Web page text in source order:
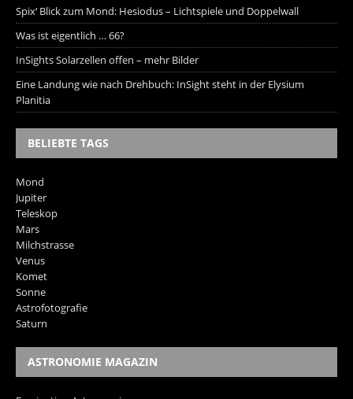
Spix‘ Blick zum Mond: Hesiodus – Lichtspiele und Doppelwall
Was ist eigentlich … 66?
InSights Solarzellen offen – mehr Bilder
Eine Landung wie nach Drehbuch: InSight steht in der Elysium
Planitia
BELIEBTE TAGS
Mond
Jupiter
Teleskop
Mars
Milchstrasse
Venus
Komet
Sonne
Astrofotografie
Saturn
ASTRONOMIE MAGAZIN